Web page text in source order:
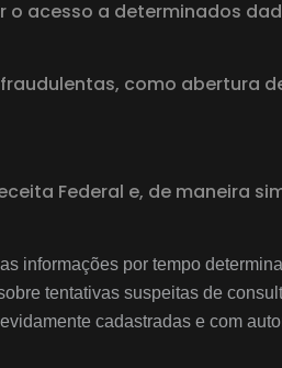
o acesso a determinados
como abertura
Federal e, de maneira
informações por tempo
tentativas suspeitas de
cadastradas e com